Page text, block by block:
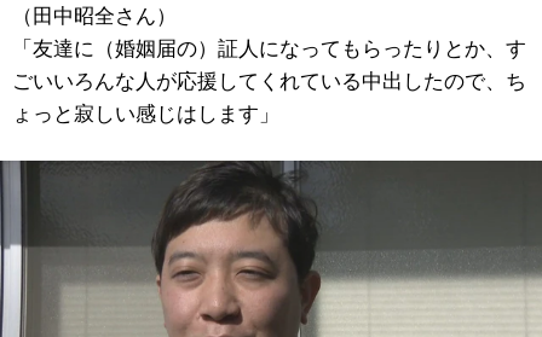
（田中昭全さん）
「友達に（婚姻届の）証人になってもらったりとか、す
ごいいろんな人が応援してくれている中出したので、ち
ょっと寂しい感じはします」